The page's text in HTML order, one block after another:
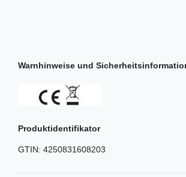
Warnhinweise und
Produktidentifikator
GTIN: 4250831608203